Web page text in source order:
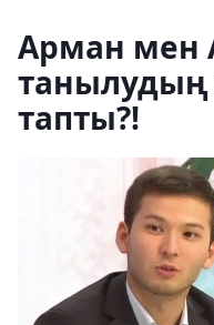
Арман мен
тапты?!